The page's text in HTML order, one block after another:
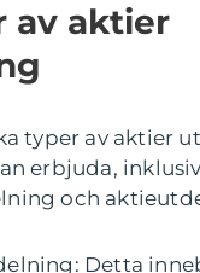
av aktier
typer av aktier
erbjuda,
och
Detta